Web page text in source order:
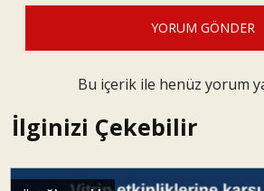
YORUM GÖNDER
Bu içerik ile henüz yorum
İlginizi Çekebilir